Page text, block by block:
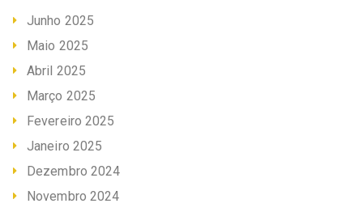
Junho 2025
Maio 2025
Abril 2025
Março 2025
Fevereiro 2025
Janeiro 2025
Dezembro 2024
Novembro 2024